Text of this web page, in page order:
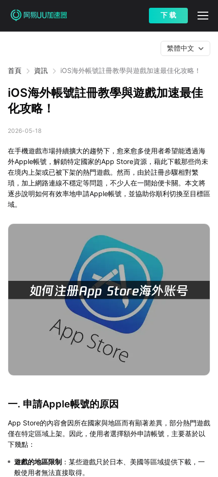
下 载
首頁 資訊 iOS海外帳號註冊教學與遊戲加速最佳化攻略！
繁體中文
iOS海外帳號註冊教學與遊戲加速最佳
化攻略！
2026-05-18
在手機遊戲市場持續擴大的趨勢下，愈來愈多使用者希望能透過海
外Apple帳號，解鎖特定國家的App Store資源，藉此下載那些尚未
在境內上架或已被下架的熱門遊戲。然而，由於註冊步驟相對繁
瑣，加上網路連線不穩定等問題，不少人在一開始便卡關。本文將
逐步說明如何有效率地申請Apple帳號，並協助你順利切換至目標區
域。
一. 申請Apple帳號的原因
App Store的內容會因所在國家與地區而有顯著差異，部分熱門遊戲
僅在特定區域上架。因此，使用者選擇額外申請帳號，主要基於以
下幾點：
遊戲的地區限制 ：某些遊戲只於日本、美國等區域提供下載，一
般使用者無法直接取得。